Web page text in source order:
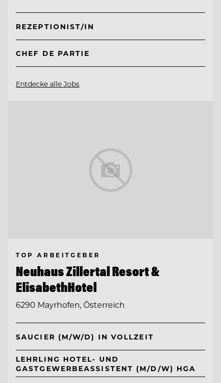
REZEPTIONIST/IN
CHEF DE PARTIE
Entdecke alle Jobs
TOP ARBEITGEBER
Neuhaus Zillertal Resort &
ElisabethHotel
6290 Mayrhofen, Österreich
SAUCIER (M/W/D) IN VOLLZEIT
LEHRLING HOTEL- UND
GASTGEWERBEASSISTENT (M/D/W) HGA